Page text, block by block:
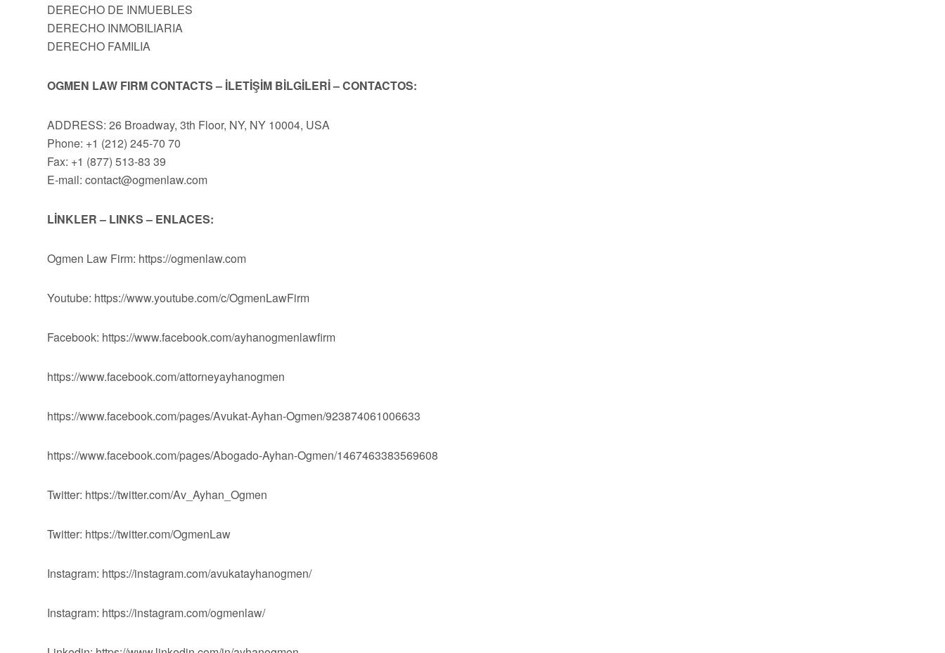
DERECHO DE INMUEBLES
DERECHO INMOBILIARIA
DERECHO FAMILIA
OGMEN LAW FIRM CONTACTS – İLETİŞİM BİLGİLERİ – CONTACTOS:
ADDRESS: 26 Broadway, 3th Floor, NY, NY 10004, USA
Phone: +1 (212) 245-70 70
Fax: +1 (877) 513-83 39
E-mail: contact@ogmenlaw.com
LİNKLER – LINKS – ENLACES:
Ogmen Law Firm: https://ogmenlaw.com
Youtube: https://www.youtube.com/c/OgmenLawFirm
Facebook: https://www.facebook.com/ayhanogmenlawfirm
https://www.facebook.com/attorneyayhanogmen
https://www.facebook.com/pages/Avukat-Ayhan-Ogmen/923874061006633
https://www.facebook.com/pages/Abogado-Ayhan-Ogmen/1467463383569608
Twitter: https://twitter.com/Av_Ayhan_Ogmen
Twitter: https://twitter.com/OgmenLaw
Instagram: https://instagram.com/avukatayhanogmen/
Instagram: https://instagram.com/ogmenlaw/